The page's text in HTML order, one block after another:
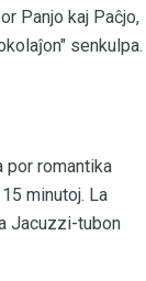
Panjo kaj Paĉjo,
senkulpa.
por romantika
minutoj. La
Jacuzzi-tubon